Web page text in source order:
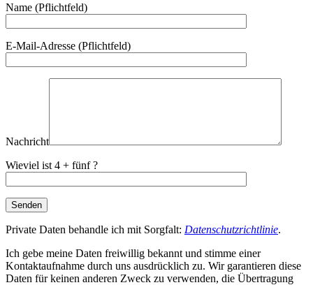
Name (Pflichtfeld)
Bitte lasse dieses Feld leer.
E-Mail-Adresse (Pflichtfeld)
Nachricht
Wieviel ist 4 + fünf ?
Private Daten behandle ich mit Sorgfalt: Datenschutzrichtlinie.
Ich gebe meine Daten freiwillig bekannt und stimme einer
Kontaktaufnahme durch uns ausdrücklich zu. Wir garantieren diese
Daten für keinen anderen Zweck zu verwenden, die Übertragung